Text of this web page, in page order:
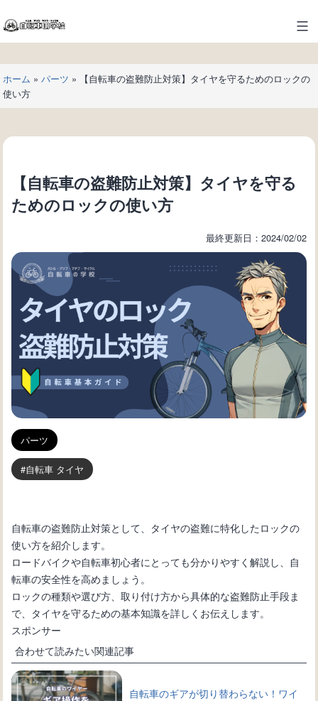
ン
テ
ツ
へ
ス
ッ
自
転
車
の
学
ホーム » パーツ »
【自転車の盗難防止対策】タイヤを守るためのロックの
使い方
【自転車の盗難防止対策】タイヤを守る
ためのロックの使い方
最終更新日：2024/02/02
パーツ
自転車 タイヤ
自転車の盗難防止対策として、タイヤの盗難に特化したロックの
使い方を紹介します。
ロードバイクや自転車初心者にとっても分かりやすく解説し、自
転車の安全性を高めましょう。
ロックの種類や選び方、取り付け方から具体的な盗難防止手段ま
で、タイヤを守るための基本知識を詳しくお伝えします。
スポンサー
合わせて読みたい関連記事
自転車のギアが切り替わらない！ワイ